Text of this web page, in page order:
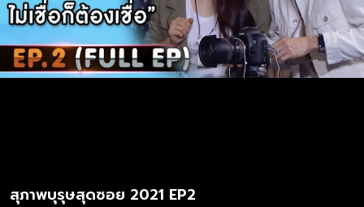
สุภาพบุรุษสุดซอย 2021 EP2